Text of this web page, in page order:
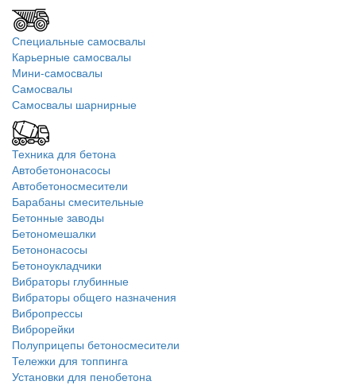
Специальные самосвалы
Карьерные самосвалы
Мини-самосвалы
Самосвалы
Самосвалы шарнирные
Техника для бетона
Автобетононасосы
Автобетоносмесители
Барабаны смесительные
Бетонные заводы
Бетономешалки
Бетононасосы
Бетоноукладчики
Вибраторы глубинные
Вибраторы общего назначения
Вибропрессы
Виброрейки
Полуприцепы бетоносмесители
Тележки для топпинга
Установки для пенобетона